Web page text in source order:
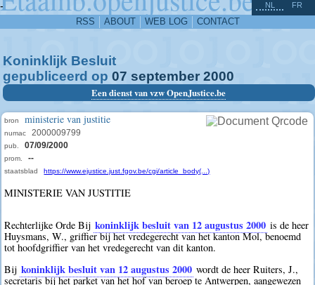
-
RSS ABOUT WEB LOG CONTACT
NL FR
Koninklijk Besluit
gepubliceerd op 07 september 2000
Een dienst van vzw OpenJustice.be
bron ministerie van justitie
numac 2000009799
pub. 07/09/2000
prom. --
staatsblad https://www.ejustice.just.fgov.be/cgi/article_body(...)
MINISTERIE VAN JUSTITIE
Rechterlijke Orde Bij koninklijk besluit van 12 augustus 2000 is de heer
Huysmans, W., griffier bij het vredegerecht van het kanton Mol, benoemd
tot hoofdgriffier van het vredegerecht van dit kanton.
Bij koninklijk besluit van 12 augustus 2000 wordt de heer Ruiters, J.,
secretaris bij het parket van het hof van beroep te Antwerpen, aangewezen
^